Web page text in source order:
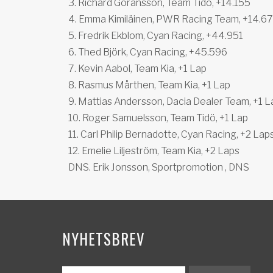
3. Richard Göransson, Team Tidö, +14.155
4. Emma Kimiläinen, PWR Racing Team,
5. Fredrik Ekblom, Cyan Racing, +44.951
6. Thed Björk, Cyan Racing, +45.596
7. Kevin Aabol, Team Kia, +1 Lap
8. Rasmus Mårthen, Team Kia, +1 Lap
9. Mattias Andersson, Dacia Dealer Team, +1
10. Roger Samuelsson, Team Tidö, +1 Lap
11. Carl Philip Bernadotte, Cyan Racing, +2
12. Emelie Liljeström, Team Kia, +2 Laps
DNS. Erik Jonsson, Sportpromotion , DNS
NYHETSBREV